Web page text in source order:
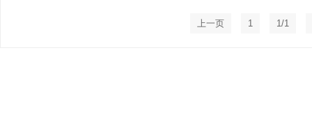
上一页 1 1/1